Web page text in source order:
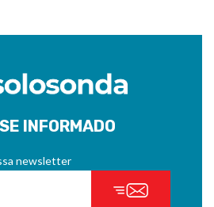
INFORMADO
newsletter